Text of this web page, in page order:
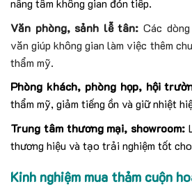
nâng tầm không gian đón tiếp.
Văn phòng, sảnh lễ tân: Các
văn giúp không gian làm việc thêm
thẩm mỹ.
Phòng khách, phòng họp, hội
thẩm mỹ, giảm tiếng ồn và giữ nhiệt
Trung tâm thương mại, showroom:
thương hiệu và tạo trải nghiệm tốt
Kinh nghiệm mua thảm cuộn